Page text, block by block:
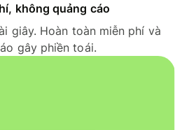
không quảng cáo
giây. Hoàn toàn miễn phí và
gây phiền toái.